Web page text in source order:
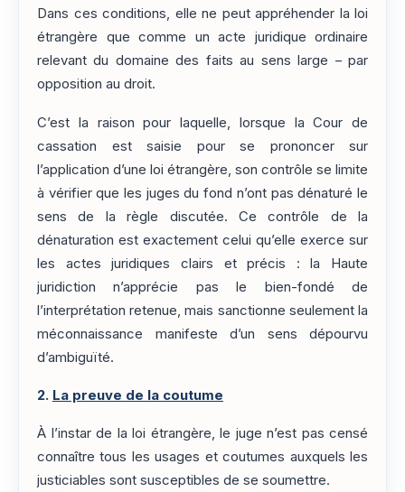
Dans ces conditions, elle ne peut appréhender la loi
étrangère que comme un acte juridique ordinaire
relevant du domaine des faits au sens large – par
opposition au droit.
C’est la raison pour laquelle, lorsque la Cour de
cassation est saisie pour se prononcer sur
l’application d’une loi étrangère, son contrôle se limite
à vérifier que les juges du fond n’ont pas dénaturé le
sens de la règle discutée. Ce contrôle de la
dénaturation est exactement celui qu’elle exerce sur
les actes juridiques clairs et précis : la Haute
juridiction n’apprécie pas le bien-fondé de
l’interprétation retenue, mais sanctionne seulement la
méconnaissance manifeste d’un sens dépourvu
d’ambiguïté.
2. La preuve de la coutume
À l’instar de la loi étrangère, le juge n’est pas censé
connaître tous les usages et coutumes auxquels les
justiciables sont susceptibles de se soumettre.